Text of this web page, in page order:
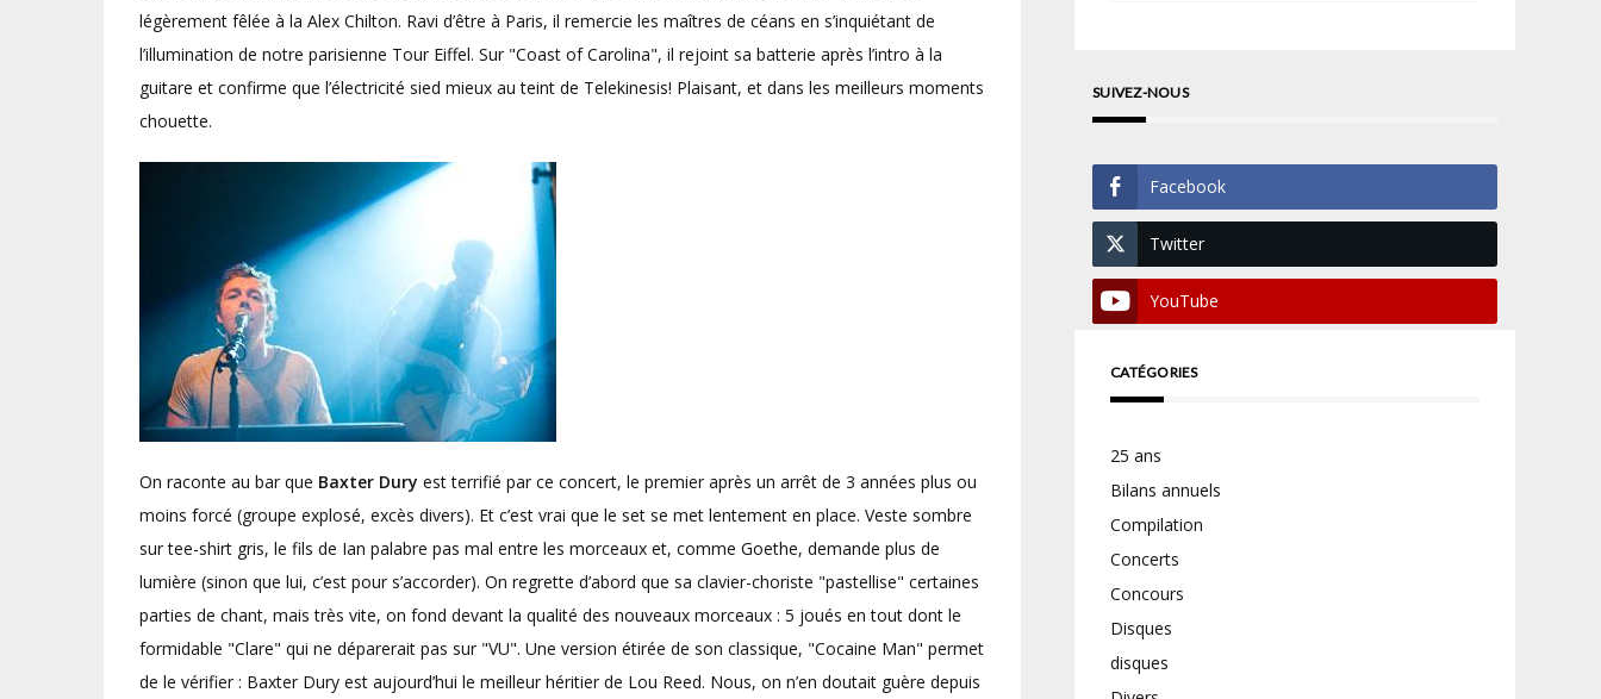
légèrement fêlée à la Alex Chilton. Ravi d’être à Paris, il remercie les maîtres de céans en s’inquiétant de
l’illumination de notre parisienne Tour Eiffel. Sur "Coast of Carolina", il rejoint sa batterie après l’intro à la
guitare et confirme que l’électricité sied mieux au teint de Telekinesis! Plaisant, et dans les meilleurs moments
chouette.
On raconte au bar que Baxter Dury est terrifié par ce concert, le premier après un arrêt de 3 années plus ou
moins forcé (groupe explosé, excès divers). Et c’est vrai que le set se met lentement en place. Veste sombre
sur tee-shirt gris, le fils de Ian palabre pas mal entre les morceaux et, comme Goethe, demande plus de
lumière (sinon que lui, c’est pour s’accorder). On regrette d’abord que sa clavier-choriste "pastellise" certaines
parties de chant, mais très vite, on fond devant la qualité des nouveaux morceaux : 5 joués en tout dont le
formidable "Clare" qui ne déparerait pas sur "VU". Une version étirée de son classique, "Cocaine Man" permet
de le vérifier : Baxter Dury est aujourd’hui le meilleur héritier de Lou Reed. Nous, on n’en doutait guère depuis
SUIVEZ-NOUS
Facebook
Twitter
YouTube
CATÉGORIES
25 ans
Bilans annuels
Compilation
Concerts
Concours
Disques
disques